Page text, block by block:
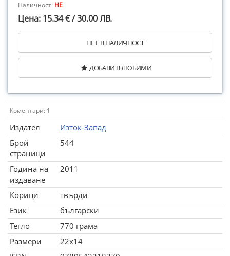
Наличност: НЕ
Цена: 15.34 € / 30.00 ЛВ.
НЕ Е В НАЛИЧНОСТ
ДОБАВИ В ЛЮБИМИ
Коментари: 1
Издател
Изток-Запад
Брой
страници
544
Година на
издаване
2011
Корици
твърди
Език
български
Тегло
770 грама
Размери
22x14